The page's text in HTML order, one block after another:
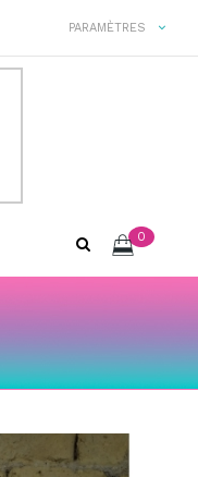
PARAMÈTRES
0